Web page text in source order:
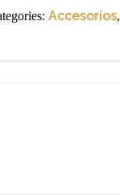
Accesorios,